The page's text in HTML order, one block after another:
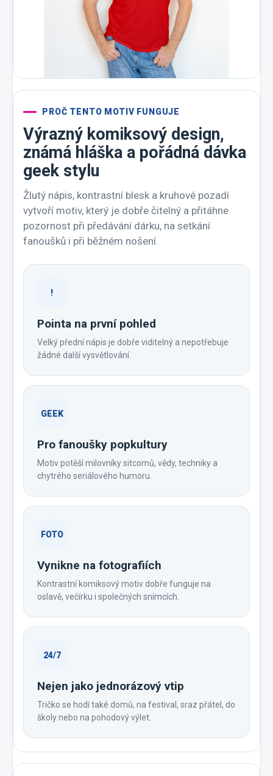
PROČ TENTO MOTIV FUNGUJE
Výrazný komiksový design,
známá hláška a pořádná dávka
geek stylu
Žlutý nápis, kontrastní blesk a kruhové pozadí
vytvoří motiv, který je dobře čitelný a přitáhne
pozornost při předávání dárku, na setkání
fanoušků i při běžném nošení.
!
Pointa na první pohled
Velký přední nápis je dobře viditelný a nepotřebuje
žádné další vysvětlování.
GEEK
Pro fanoušky popkultury
Motiv potěší milovníky sitcomů, vědy, techniky a
chytrého seriálového humoru.
FOTO
Vynikne na fotografiích
Kontrastní komiksový motiv dobře funguje na
oslavě, večírku i společných snímcích.
24/7
Nejen jako jednorázový vtip
Tričko se hodí také domů, na festival, sraz přátel, do
školy nebo na pohodový výlet.